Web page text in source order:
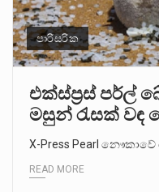
පාරිසරික
එක්ස්ප්‍රස් පර්ල්
මසුන් රැසක් වඳ
X-Press Pearl
READ MORE